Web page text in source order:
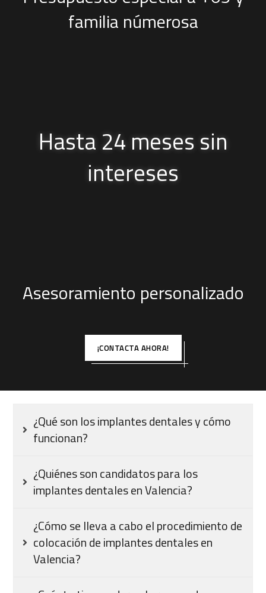
familia númerosa
Hasta 24 meses sin
intereses
Asesoramiento personalizado
¡CONTACTA AHORA!
¿Qué son los implantes dentales y cómo
funcionan?
¿Quiénes son candidatos para los
implantes dentales en Valencia?
¿Cómo se lleva a cabo el procedimiento de
colocación de implantes dentales en
Valencia?